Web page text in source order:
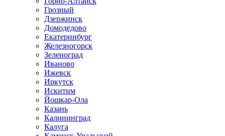
Грозный
Дзержинск
Домодедово
Екатеринбург
Железногорск
Зеленоград
Иваново
Ижевск
Иркутск
Искитим
Йошкар-Ола
Казань
Калининград
Калуга